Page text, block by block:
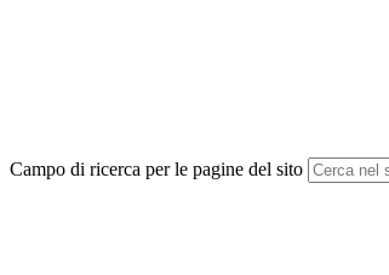
Campo di ricerca per le pagine del sito